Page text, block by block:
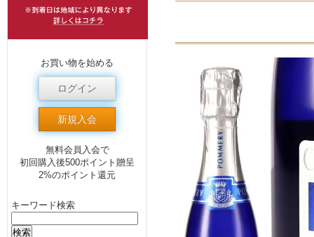
お買い物を始める
ログイン
新規入会
無料会員入会で
初回購入後500ポイント贈呈
2%のポイント還元
キーワード検索